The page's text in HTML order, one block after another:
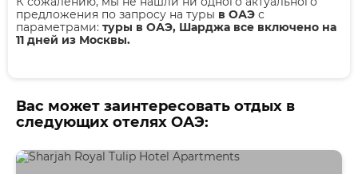
предложения по запросу на туры в ОАЭ с
параметрами: туры в ОАЭ, Шарджа все включено на
11 дней из Москвы.
Вас может заинтересовать отдых в
следующих отелях ОАЭ: